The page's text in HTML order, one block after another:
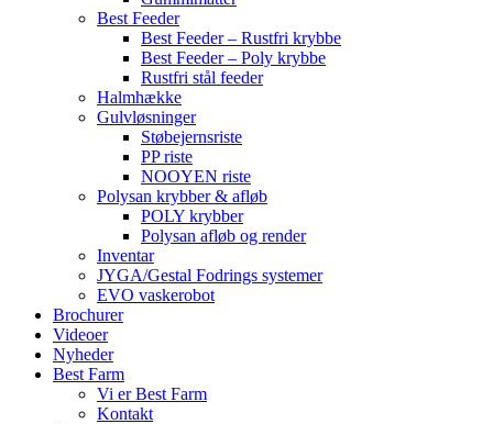
Best Feeder
Best Feeder – Rustfri krybbe
Best Feeder – Poly krybbe
Rustfri stål feeder
Halmhække
Gulvløsninger
Støbejernsriste
PP riste
NOOYEN riste
Polysan krybber & afløb
POLY krybber
Polysan afløb og render
Inventar
JYGA/Gestal Fodrings systemer
EVO vaskerobot
Brochurer
Videoer
Nyheder
Best Farm
Vi er Best Farm
Kontakt